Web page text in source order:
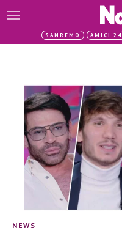
SANREMO AMICI 24
NEWS